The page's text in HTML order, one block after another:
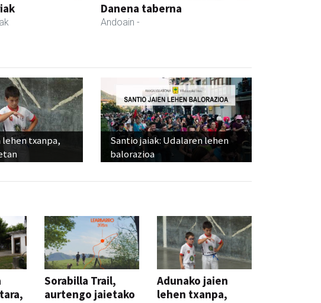
Danena taberna
Andoain -
lehen txanpa,
Santio jaiak: Udalaren lehen
balorazioa
Sorabilla Trail,
aurtengo jaietako
Adunako jaien
lehen txanpa,